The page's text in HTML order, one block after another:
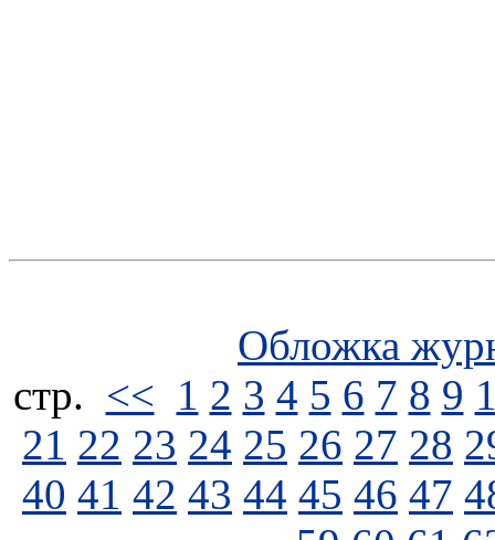
Обложка
стp. << 1 2 3 4 5 6 7 8 9
21 22 23 24 25 26 27 28
40 41 42 43 44 45 46 47